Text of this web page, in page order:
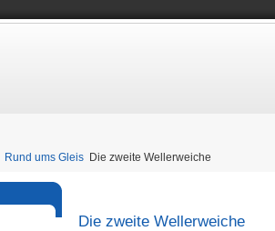
Rund ums Gleis Die zweite Wellerweiche
Die zweite Wellerweiche